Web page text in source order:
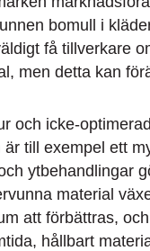
bomull i
få tillverkare
men detta kan
och icke-
till exempel ett
ytbehandlingar
material
att förbättras,
hållbart